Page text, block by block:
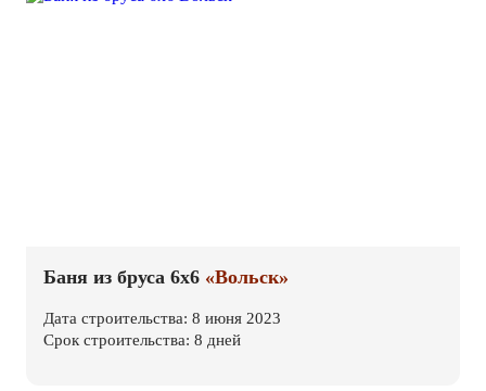
Баня из бруса 6х6 «Вольск»
Дата строительства: 8 июня 2023
Срок строительства: 8 дней